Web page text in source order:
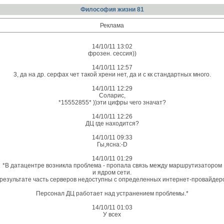
Философия жизни 81
Реклама
14/10/11 13:02
фрозен. сессия))
14/10/11 12:57
3, да на др. серфах чет такой хрени нет, да и с кк стандартных много.
14/10/11 12:29
Соларис,
*15552855* ))эти цифры чего значат?
14/10/11 12:26
ДЦ где находится?
14/10/11 09:33
Гы,ясна:-D
14/10/11 01:29
*В датацентре возникла проблема - пропала связь между маршрутизатором
и ядром сети.
часть серверов недоступны с определенных интернет-
Персонал ДЦ работает над устранением проблемы.*
14/10/11 01:03
У всех